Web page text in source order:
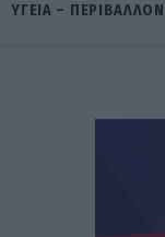
ΥΓΕΙΑ – ΠΕΡΙΒΑΛΛΟΝ